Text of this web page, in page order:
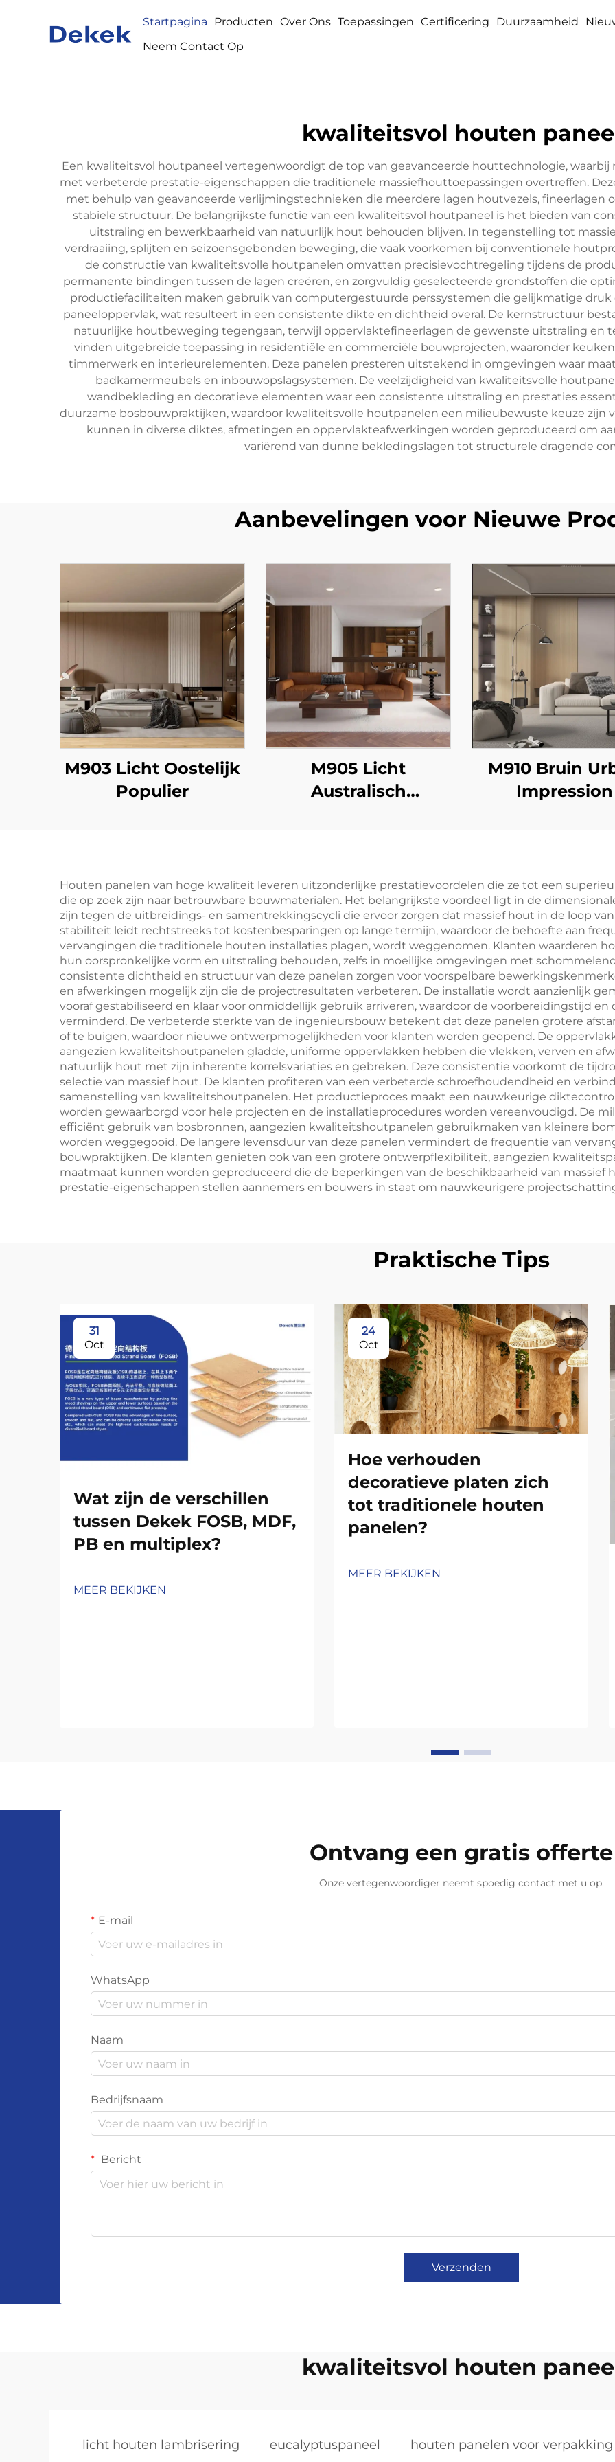
Startpagina Producten Over Ons Toepassingen Certificering Duurzaamheid
Neem Contact Op
kwaliteitsvol houten
Een kwaliteitsvol houtpaneel vertegenwoordigt de top van geavanceerde houttechnologie,
met verbeterde prestatie-eigenschappen die traditionele massiefhouttoepassingen overtreffen.
met behulp van geavanceerde verlijmingstechnieken die meerdere lagen houtvezels, fineerlagen
stabiele structuur. De belangrijkste functie van een kwaliteitsvol houtpaneel is het bieden van
uitstraling en bewerkbaarheid van natuurlijk hout behouden blijven. In tegenstelling tot
verdraaiing, splijten en seizoensgebonden beweging, die vaak voorkomen bij conventionele
de constructie van kwaliteitsvolle houtpanelen omvatten precisievochtregeling tijdens de
permanente bindingen tussen de lagen creëren, en zorgvuldig geselecteerde grondstoffen die
productiefaciliteiten maken gebruik van computergestuurde perssystemen die gelijkmatige
paneeloppervlak, wat resulteert in een consistente dikte en dichtheid overal. De kernstructuur
natuurlijke houtbeweging tegengaan, terwijl oppervlaktefineerlagen de gewenste uitstraling en
vinden uitgebreide toepassing in residentiële en commerciële bouwprojecten, waaronder
timmerwerk en interieurelementen. Deze panelen presteren uitstekend in omgevingen waar
badkamermeubels en inbouwopslagsystemen. De veelzijdigheid van kwaliteitsvolle
wandbekleding en decoratieve elementen waar een consistente uitstraling en prestaties
duurzame bosbouwpraktijken, waardoor kwaliteitsvolle houtpanelen een milieubewuste keuze zijn
kunnen in diverse diktes, afmetingen en oppervlakteafwerkingen worden geproduceerd om
variërend van dunne bekledingslagen tot structurele dragende
Aanbevelingen voor Nieuwe
M903 Licht Oostelijk
Populier
M905 Licht
Australisch
M910 Bruin
Impression
Houten panelen van hoge kwaliteit leveren uitzonderlijke prestatievoordelen die ze tot een
die op zoek zijn naar betrouwbare bouwmaterialen. Het belangrijkste voordeel ligt in de
zijn tegen de uitbreidings- en samentrekkingscycli die ervoor zorgen dat massief hout in de loop
stabiliteit leidt rechtstreeks tot kostenbesparingen op lange termijn, waardoor de behoefte aan
vervangingen die traditionele houten installaties plagen, wordt weggenomen. Klanten waarderen
hun oorspronkelijke vorm en uitstraling behouden, zelfs in moeilijke omgevingen met
consistente dichtheid en structuur van deze panelen zorgen voor voorspelbare
en afwerkingen mogelijk zijn die de projectresultaten verbeteren. De installatie wordt aanzienlijk
vooraf gestabiliseerd en klaar voor onmiddellijk gebruik arriveren, waardoor de voorbereidingstijd
verminderd. De verbeterde sterkte van de ingenieursbouw betekent dat deze panelen grotere
of te buigen, waardoor nieuwe ontwerpmogelijkheden voor klanten worden geopend. De
aangezien kwaliteitshoutpanelen gladde, uniforme oppervlakken hebben die vlekken, verven en
natuurlijk hout met zijn inherente korrelsvariaties en gebreken. Deze consistentie voorkomt de
selectie van massief hout. De klanten profiteren van een verbeterde schroefhoudendheid en
samenstelling van kwaliteitshoutpanelen. Het productieproces maakt een nauwkeurige
worden gewaarborgd voor hele projecten en de installatieprocedures worden vereenvoudigd. De
efficiënt gebruik van bosbronnen, aangezien kwaliteitshoutpanelen gebruikmaken van kleinere
worden weggegooid. De langere levensduur van deze panelen vermindert de frequentie van
bouwpraktijken. De klanten genieten ook van een grotere ontwerpflexibiliteit, aangezien
maatmaat kunnen worden geproduceerd die de beperkingen van de beschikbaarheid van massief
prestatie-eigenschappen stellen aannemers en bouwers in staat om nauwkeurigere
Praktische Tips
31
Oct
Wat zijn de verschillen
tussen Dekek FOSB, MDF,
PB en multiplex?
MEER BEKIJKEN
24
Oct
Hoe verhouden
decoratieve platen zich
tot traditionele houten
panelen?
MEER BEKIJKEN
Ontvang een gratis offerte
Onze vertegenwoordiger neemt spoedig contact met u op.
E-mail
WhatsApp
Naam
Bedrijfsnaam
Bericht
Verzenden
kwaliteitsvol houten
licht houten lambrisering eucalyptuspaneel houten panelen voor verpakking